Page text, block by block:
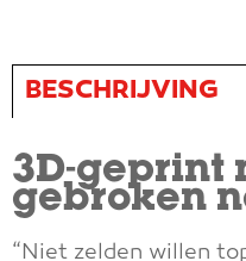
BESCHRIJVING
3D-geprint
gebroken
“Niet zelden willen